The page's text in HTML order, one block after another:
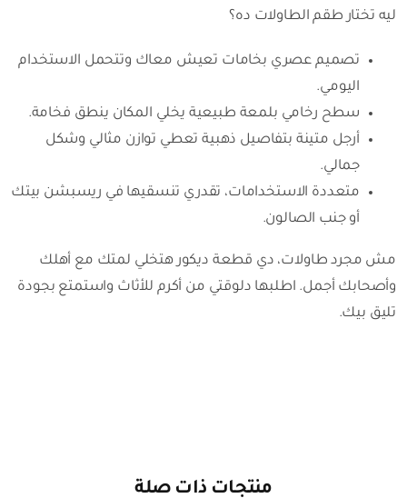
ليه تختار طقم الطاولات ده؟
تصميم عصري بخامات تعيش معاك وتتحمل الاستخدام
اليومي.
سطح رخامي بلمعة طبيعية يخلي المكان ينطق فخامة.
أرجل متينة بتفاصيل ذهبية تعطي توازن مثالي وشكل
جمالي.
متعددة الاستخدامات، تقدري تنسقيها في ريسبشن بيتك
أو جنب الصالون.
مش مجرد طاولات، دي قطعة ديكور هتخلي لمتك مع أهلك
وأصحابك أجمل. اطلبها دلوقتي من أكرم للأثاث واستمتع بجودة
تليق بيك.
منتجات ذات صلة